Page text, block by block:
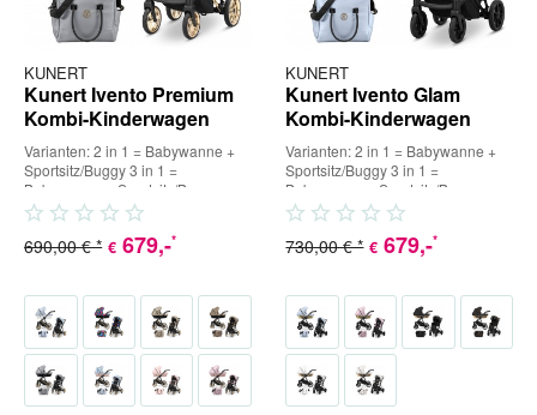
KUNERT
Kunert Ivento Premium
Kombi-Kinderwagen
Varianten: 2 in 1 = Babywanne +
Sportsitz/Buggy 3 in 1 =
Babywanne + Sportsitz/Buggy +
Babyschale (inkl. Adapter) 4...
€ 679,-*
690,00 € *
KUNERT
Kunert Ivento Glam
Kombi-Kinderwagen
Varianten: 2 in 1 = Babywanne +
Sportsitz/Buggy 3 in 1 =
Babywanne + Sportsitz/Buggy +
Babyschale (inkl. Adapter) 4...
€ 679,-*
730,00 € *